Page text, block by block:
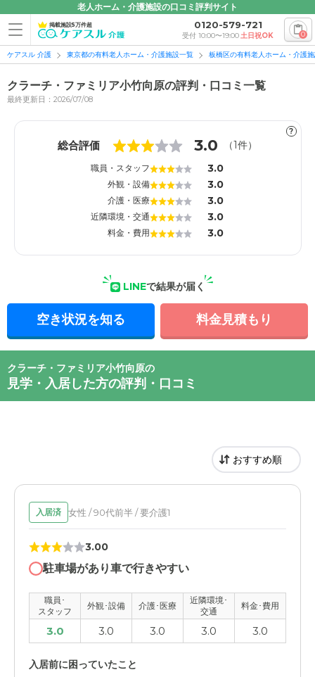
老人ホーム・介護施設の口コミ評判サイト
掲載施設5万件超 0120-579-721
受付 10:00〜19:00土日祝OK 0
ケアスル 介護 東京都の有料老人ホーム・介護施設一覧 板橋区の有料老人ホーム・介護
クラーチ・ファミリア小竹向原の評判・口コミ一覧
最終更新日：2026/07/08
?
総合評価 3.0 （1件）
職員・スタッフ 3.0
外観・設備 3.0
介護・医療 3.0
近隣環境・交通 3.0
料金・費用 3.0
LINEで結果が届く
空き状況を知る 料金見積もり
クラーチ・ファミリア小竹向原の
見学・入居した方の評判・口コミ
入居済 女性 / 90代前半 / 要介護1
3.00
駐車場があり車で行きやすい
職員･
スタッフ
外観･設備 介護･医療
近隣環境･
交通
料金･費用
3.0 3.0 3.0 3.0 3.0
入居前に困っていたこと